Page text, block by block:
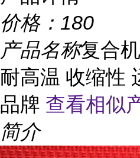
价格： 180
产品名称复合
耐高温 收缩性
品牌 查看相似
简介